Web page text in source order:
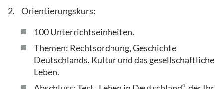
Orientierungskurs:
100 Unterrichtseinheiten.
Themen: Rechtsordnung, Geschichte
Deutschlands, Kultur und das gesellschaftliche
Leben.